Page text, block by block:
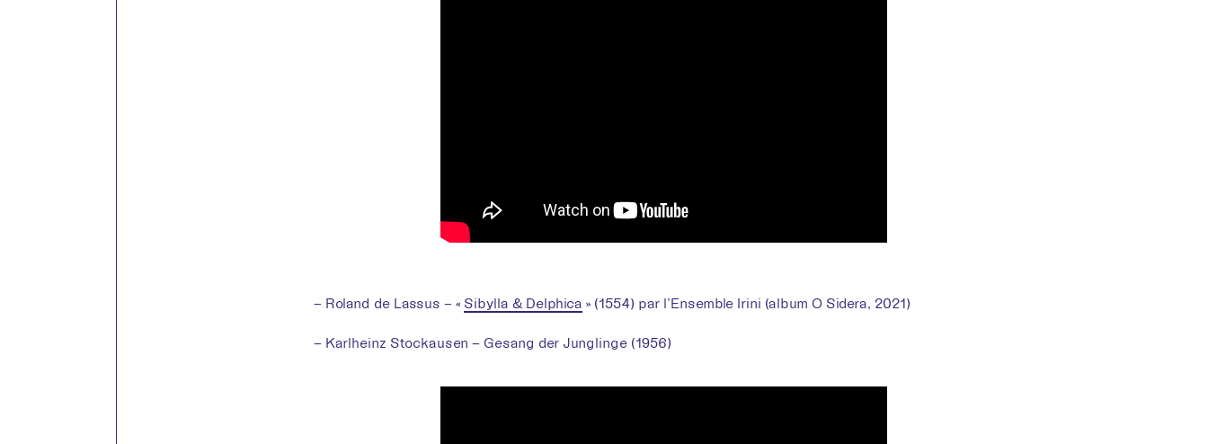
– Roland de Lassus – « Sibylla & Delphica » (1554) par l’Ensemble Irini (album O Sidera, 2021)
– Karlheinz Stockausen – Gesang der Junglinge (1956)